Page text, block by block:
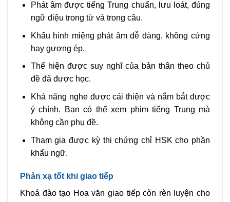
Phát âm được tiếng Trung chuẩn, lưu loát, đúng
ngữ điệu trong từ và trong câu.
Khẩu hình miệng phát âm dễ dàng, không cứng
hay gượng ép.
Thể hiện được suy nghĩ của bản thân theo chủ
đề đã được học.
Khả năng nghe được cải thiện và nắm bắt được
ý chính. Bạn có thể xem phim tiếng Trung mà
không cần phụ đề.
Tham gia được kỳ thi chứng chỉ HSK cho phần
khẩu ngữ.
Phản xạ tốt khi giao tiếp
Khoá đào tạo Hoa văn giao tiếp còn rèn luyện cho